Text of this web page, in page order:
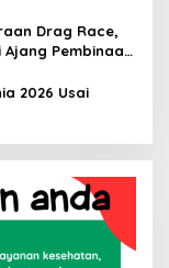
Drag Race,
Pembinaan
2026 Usai